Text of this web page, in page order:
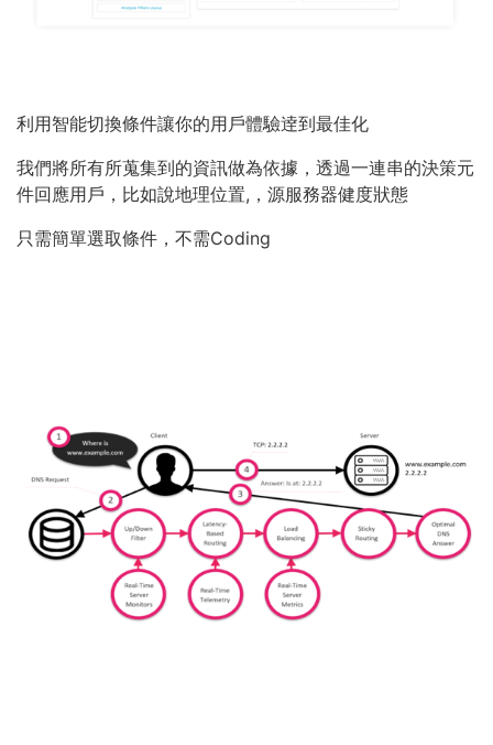
利用智能切換條件讓你的用戶體驗逹到最佳化
我們將所有所蒐集到的資訊做為依據，透過一連串的決策元
件回應用戶，比如說地理位置,，源服務器健度狀態
只需簡單選取條件，不需Coding